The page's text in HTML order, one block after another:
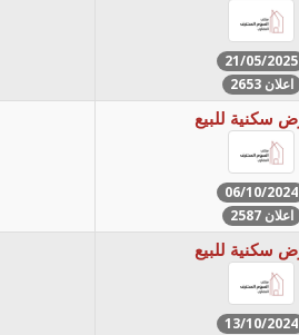
21/05/2025
اعلان 2653
06/10/2024
اعلان 2587
13/10/2024